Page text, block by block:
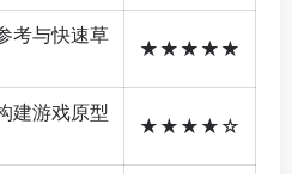
考与快速草
★★★★★
建游戏原型
★★★★☆